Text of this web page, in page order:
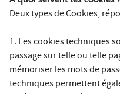
Deux types de Cookies,
1. Les cookies techniques
passage sur telle ou telle
mémoriser les mots de
techniques permettent